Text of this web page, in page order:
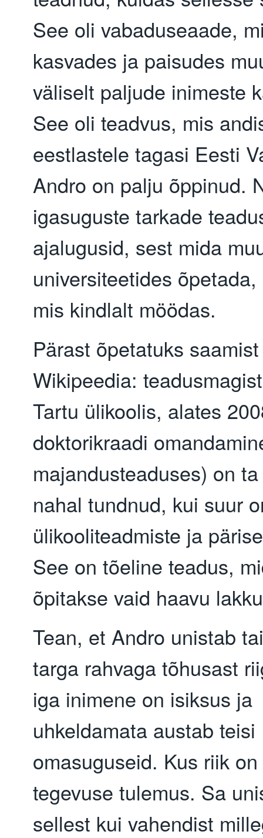
See oli vabaduseaade,
kasvades ja paisudes
väliselt paljude inimeste
See oli teadvus, mis
eestlastele tagasi Eesti
Andro on palju õppinud.
igasuguste tarkade
ajalugusid, sest mida
universiteetides
mis kindlalt möödas.
Pärast õpetatuks
Wikipeedia:
Tartu ülikoolis, alates
doktorikraadi
majandusteaduses) on
nahal tundnud, kui suur
ülikooliteadmiste ja
See on tõeline teadus,
õpitakse vaid haavu
Tean, et Andro unistab
targa rahvaga tõhusast
iga inimene on isiksus ja
uhkeldamata austab teisi
omasuguseid. Kus riik
tegevuse tulemus. Sa
sellest kui vahendist